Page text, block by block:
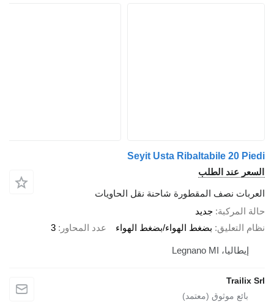
Seyit Usta Ribaltabile 20
عند الطلب
نصف المقطورة شاحنة نقل الحاويات
المركبة جديد
التعليق بضغط الهواء/بضغط الهواء عدد المحاور 3
إيطاليا، Legnano MI